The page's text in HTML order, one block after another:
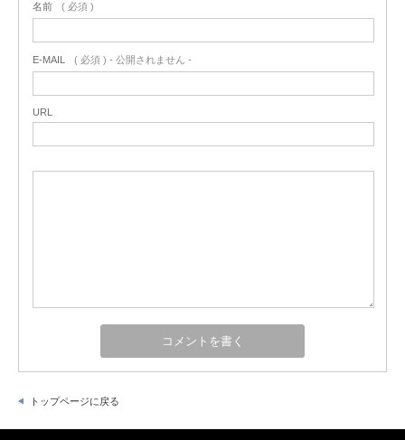
名前 ( 必須 )
E-MAIL ( 必須 ) - 公開されません -
URL
トップページに戻る